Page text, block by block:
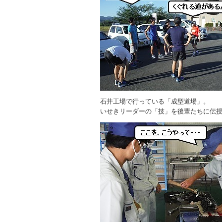
石井工場で行っている「成型道場」。
いせきリーダーの「技」を後輩たちに伝